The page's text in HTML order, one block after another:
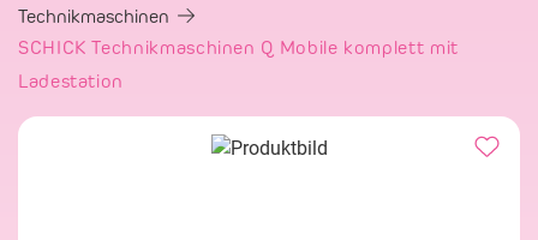
Technikmaschinen
SCHICK Technikmaschinen Q Mobile komplett mit
Ladestation